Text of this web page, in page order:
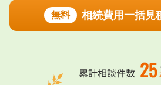
無料 相続費用一括見